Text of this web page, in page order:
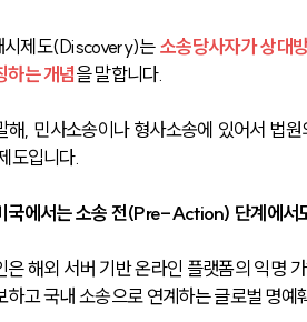
시제도(Discovery)는 소송당사자가 상대
하는 개념을 말합니다.
해, 민사소송이나 형사소송에 있어서 법
도입니다.
국에서는 소송 전(Pre-Action) 단계에서
은 해외 서버 기반 온라인 플랫폼의 익명
하고 국내 소송으로 연계하는 글로벌 명예